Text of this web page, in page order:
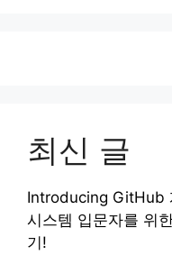
최신 글
Introducing GitHub
시스템 입문자를 위
기!